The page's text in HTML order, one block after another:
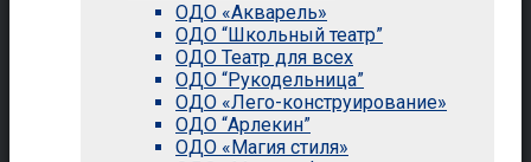
ОДО «Акварель»
ОДО “Школьный театр”
ОДО Театр для всех
ОДО “Рукодельница”
ОДО «Лего-конструирование»
ОДО “Арлекин”
ОДО «Магия стиля»